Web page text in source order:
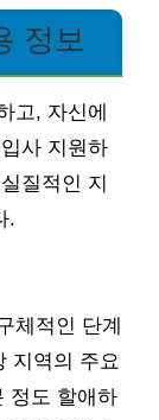
정보
고, 자신에
사 지원하
질적인 지
.
체적인 단계
지역의 주요
정도 할애하